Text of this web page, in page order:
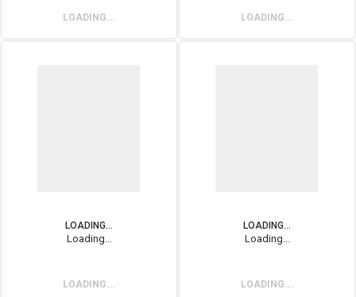
LOADING... LOADING...
LOADING...
Loading...
LOADING...
LOADING...
Loading...
LOADING...